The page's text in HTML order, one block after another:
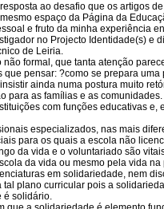
ao desafio que os artigos
espaço da Página da
e fruto da minha experiência
no Projecto Identidade(s) e
de Leiria.
formal, que tanta atenção
que pensar: ?como se prepara
ainda numa postura muito
para as famílias e as
com funções educativas e,
especializados, nas mais
para os quais a escola não
da vida e o voluntariado são
da vida ou mesmo pela vida na
em solidariedade, nem
tal plano curricular pois a
é solidário.